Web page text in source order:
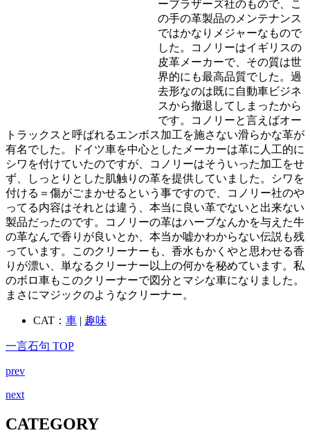
ーブラザーズ社のもので、こ
の手の革製品のメンテナンス
ではかなりメジャーなもので
した。コノリーはイギリスの
皮革メーカーで、その質は世
界的にも最高品質でした。過
去形なのは既に自動車ビジネ
スから撤退してしまったから
です。コノリーと言えばオー
トラックスと呼ばれるエンボス加工を施さない滑らかな革が
有名でした。ドイツ車を中心としたメーカーは革に人工的に
シワを付けていたのですが、コノリーはそういった加工をせ
ず、しっとりとした肌触りの革を提供していました。シワを
付ける＝傷がごまかせるという事ですので、コノリー社のや
ってる内容はそれとは違う、本当に良い革でないと出来ない
製品だったのです。コノリーの革はハーブなんかを与えた牛
の革なんで香りが良いとか、本当か嘘かわからない伝説も残
っています。このクリーナーも、香水もかくやと思わせる香
りが漂い、単なるクリーナー以上の何かを秘めています。私
のボロ車もこのクリーナーで図分とマシな車になりました。
まさにマジックのようなクリーナー。
CAT： 車 | 趣味
一言石句 TOP
prev
next
CATEGORY